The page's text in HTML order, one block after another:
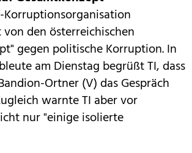
den österreichischen
gegen politische Korruption. In
am Dienstag begrüßt TI, dass
Ortner (V) das Gespräch
warnte TI aber vor
nur "einige isolierte